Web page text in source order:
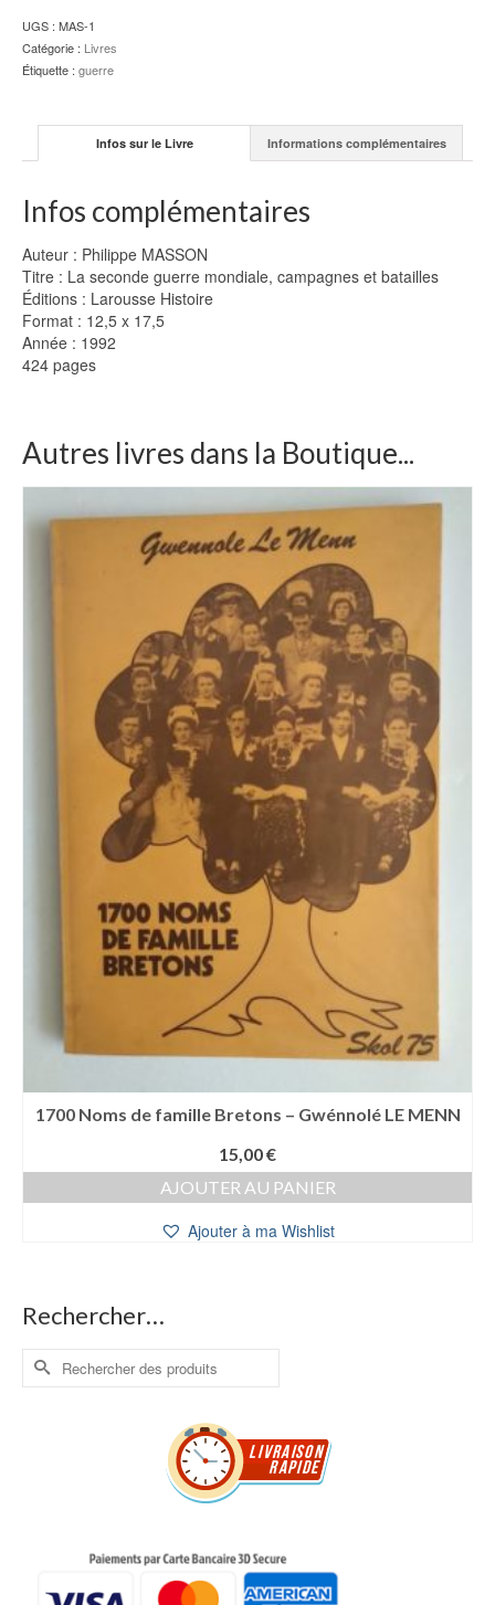
-
Philippe
MASSON
UGS : MAS-1
Catégorie : Livres
Étiquette : guerre
Infos sur le Livre Informations complémentaires
Infos complémentaires
Auteur : Philippe MASSON
Titre : La seconde guerre mondiale, campagnes et batailles
Éditions : Larousse Histoire
Format : 12,5 x 17,5
Année : 1992
424 pages
Autres livres dans la Boutique...
1700 Noms de famille Bretons – Gwénnolé LE MENN
15,00€
AJOUTER AU PANIER
Ajouter à ma Wishlist
Rechercher…
Rechercher :